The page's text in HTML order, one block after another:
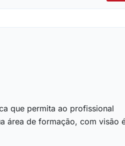
que permita ao profissional
área de formação, com visão